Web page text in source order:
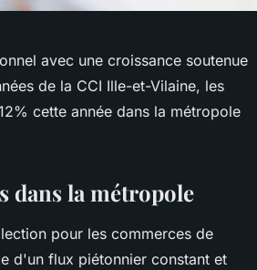
avec une croissance soutenue
de la CCI Ille-et-Vilaine, les
cette année dans la métropole
dans la métropole
pour les commerces de
d'un flux piétonnier constant et